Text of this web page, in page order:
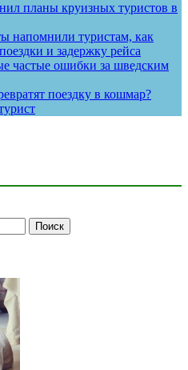
планы круизных туристов в
напомнили туристам, как
и задержку рейса
частые ошибки за шведским
поездку в кошмар?